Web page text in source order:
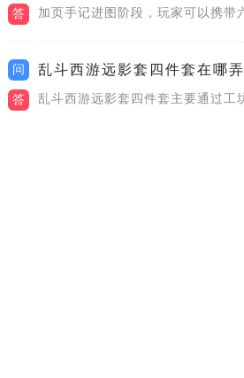
答
问 乱斗西游远影套四件套在哪弄
答